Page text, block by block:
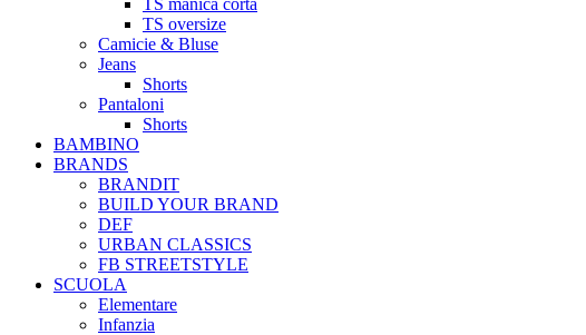
TS manica corta
TS oversize
Camicie & Bluse
Jeans
Shorts
Pantaloni
Shorts
BAMBINO
BRANDS
BRANDIT
BUILD YOUR BRAND
DEF
URBAN CLASSICS
FB STREETSTYLE
SCUOLA
Elementare
Infanzia